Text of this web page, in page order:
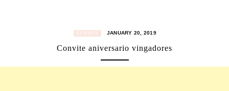
CONVITE JANUARY 20, 2019
Convite aniversario vingadores